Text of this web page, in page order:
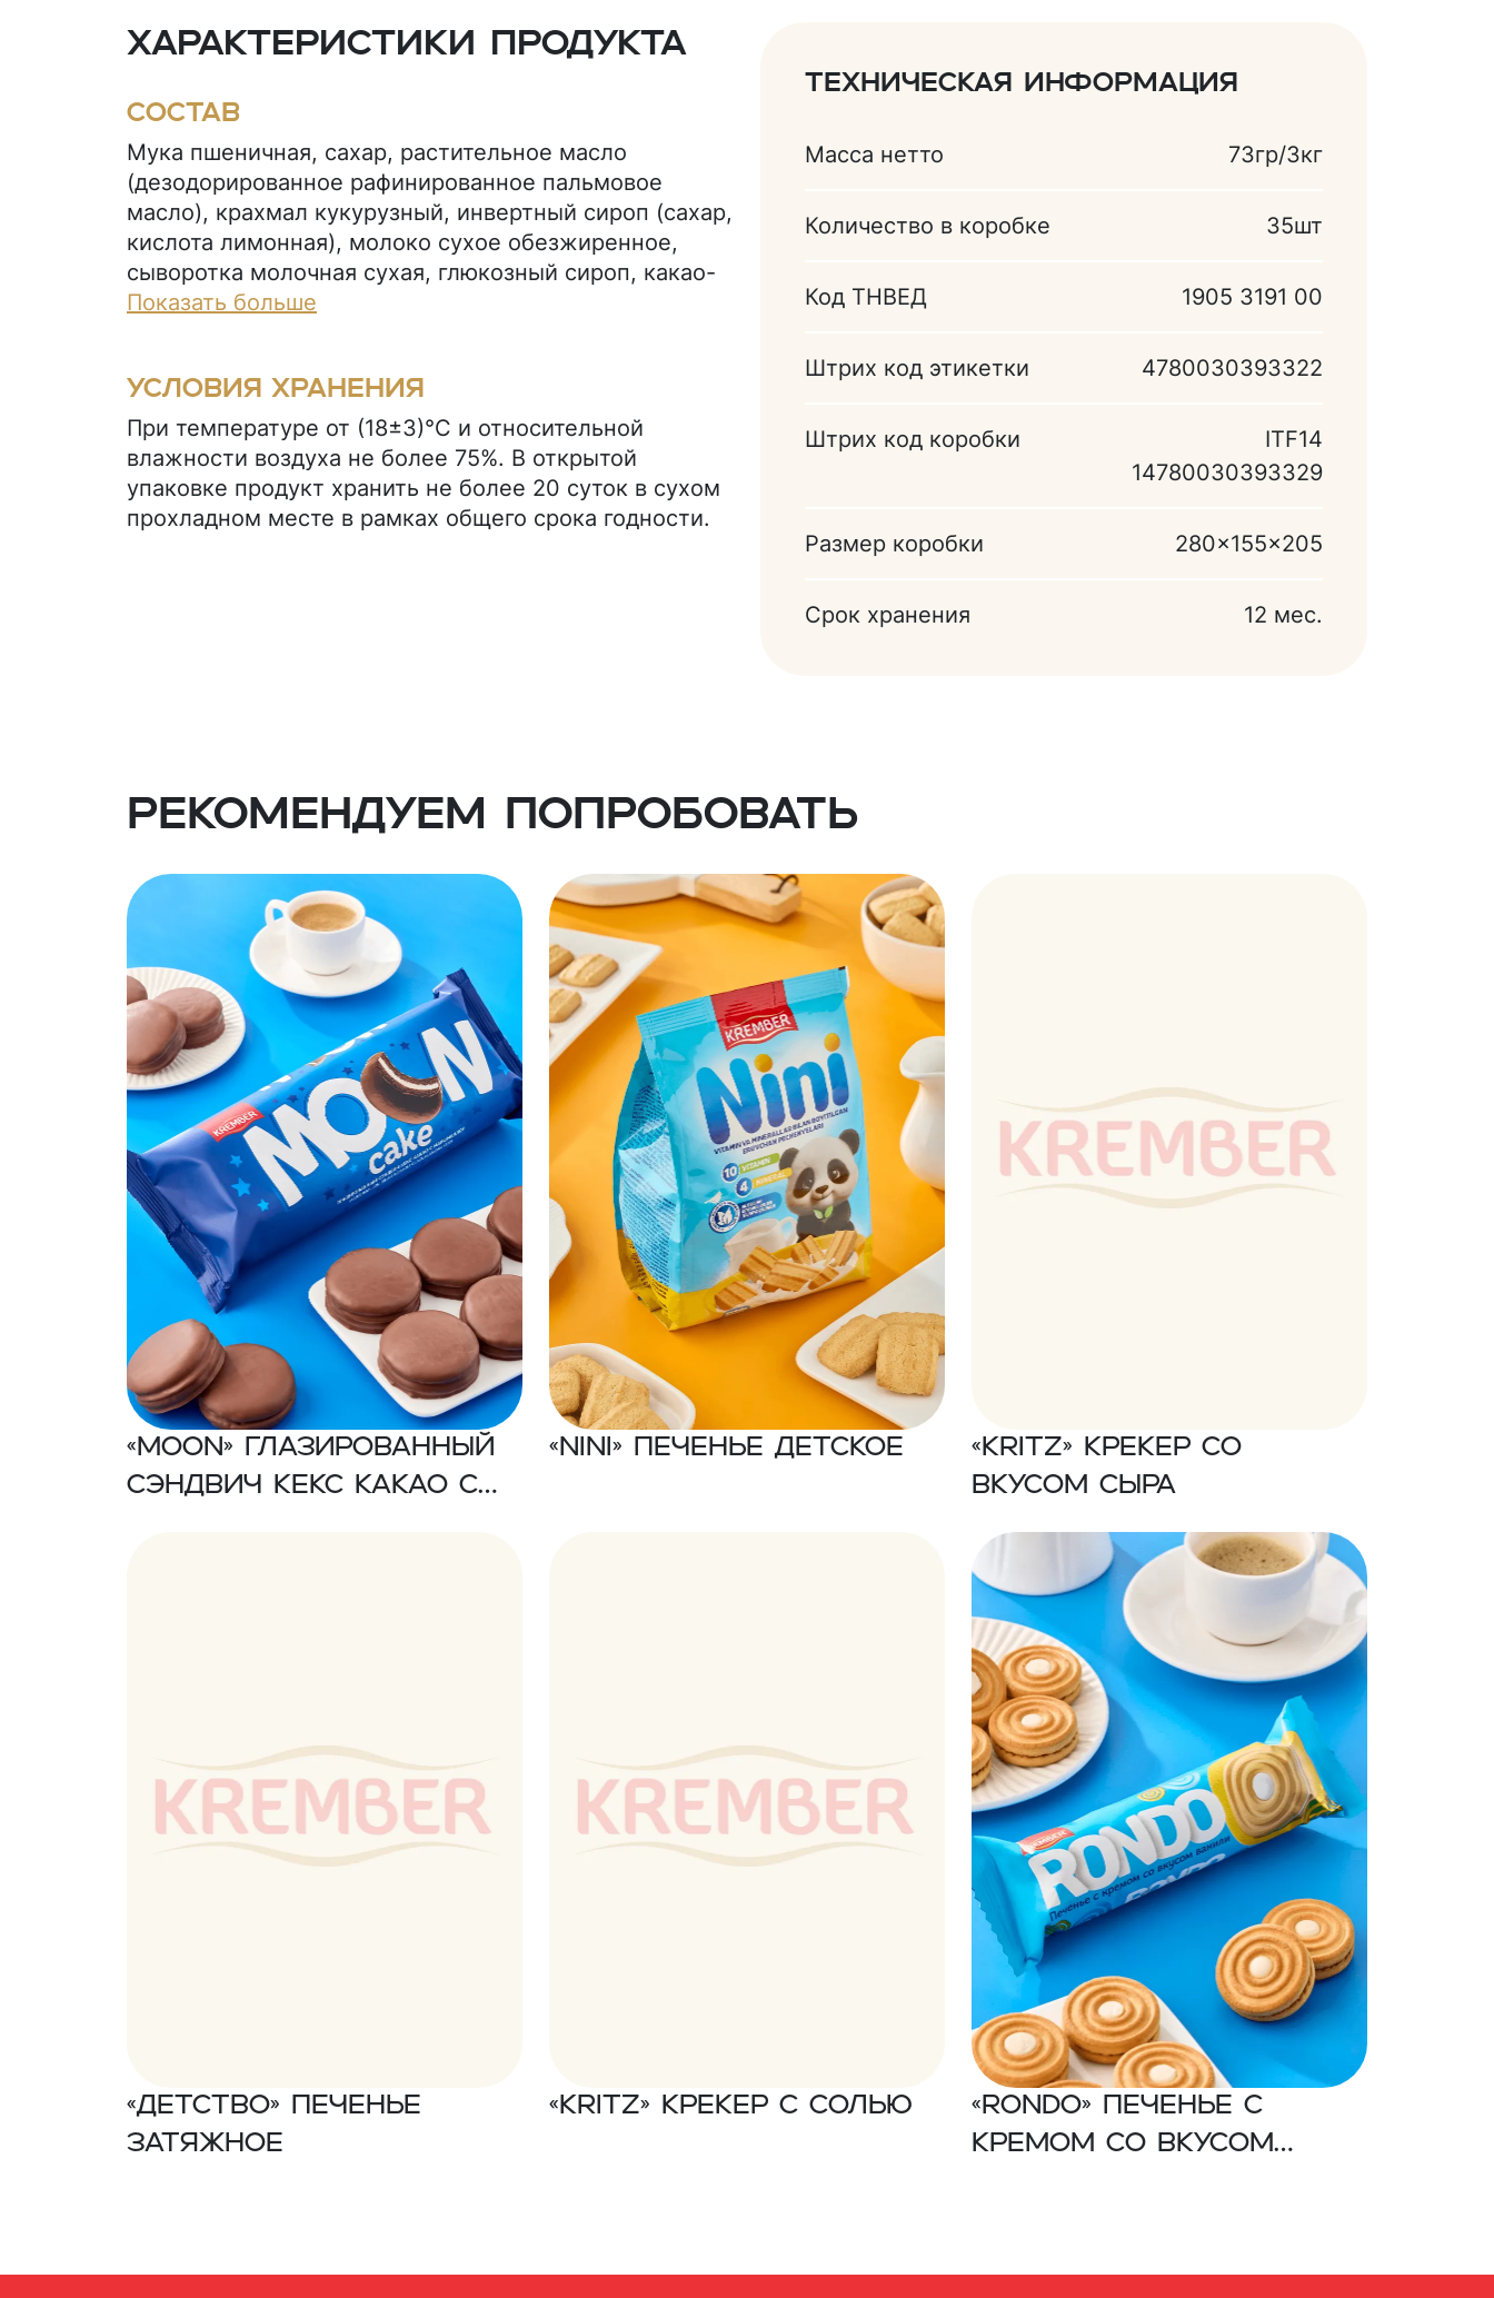
Характеристики продукта
Состав
Мука пшеничная, сахар, растительное масло
(дезодорированное рафинированное пальмовое
масло), крахмал кукурузный, инвертный сироп (сахар,
кислота лимонная), молоко сухое обезжиренное,
сыворотка молочная сухая, глюкозный сироп, какао-
порошок, соль, разрыхлители (гидрокарбонат
ароматизаторы (ванилин, сливки, шоколад, фундук).
Показать больше
Условия хранения
При температуре от (18±3)°С и относительной
влажности воздуха не более 75%. В открытой
упаковке продукт хранить не более 20 суток в сухом
прохладном месте в рамках общего срока годности.
Техническая информация
Масса нетто 73гр/3кг
Количество в коробке 35шт
Код ТНВЕД 1905 3191 00
Штрих код этикетки 4780030393322
Штрих код коробки
ITF14
14780030393329
Размер коробки 280x155x205
Срок хранения 12 мес.
Рекомендуем попробовать
«MOON» Глазированный
сэндвич кекс какао с
«NINI» Печенье детское
«Kritz» Крекер со
вкусом сыра
«Детство» Печенье
затяжное
«Kritz» Крекер с солью
«RONDO» Печенье с
кремом со вкусом